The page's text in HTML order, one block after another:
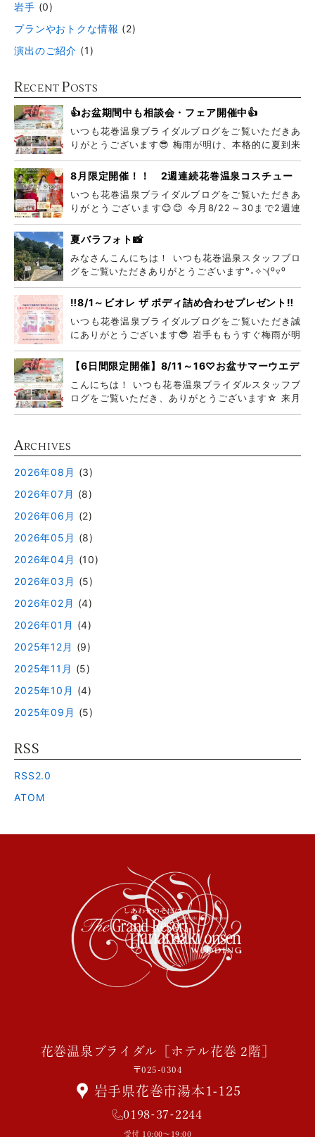
岩手 (0)
プランやおトクな情報 (2)
演出のご紹介 (1)
RECENT POSTS
👍お盆期間中も相談会・フェア開催中👍
いつも花巻温泉ブライダルブログをご覧いただきあ
りがとうございます😎 梅雨が明け、本格的に夏到来
8月限定開催！！ 2週連続花巻温泉コスチュー
ムフェア
いつも花巻温泉ブライダルブログをご覧いただきあ
りがとうございます😊😊 今月8/22～30まで2週連
夏バラフォト📸
みなさんこんにちは！ いつも花巻温泉スタッフブロ
グをご覧いただきありがとうございます°˖✧◝(⁰▿⁰
‼️8/1～ビオレ ザ ボディ詰め合わせプレゼント‼️
いつも花巻温泉ブライダルブログをご覧いただき誠
にありがとうございます😎 岩手ももうすぐ梅雨が明
【6日間限定開催】8/11～16♡お盆サマーウエデ
ィングフェア♡
こんにちは！ いつも花巻温泉ブライダルスタッフブ
ログをご覧いただき、ありがとうございます☆ 来月
ARCHIVES
2026年08月 (3)
2026年07月 (8)
2026年06月 (2)
2026年05月 (8)
2026年04月 (10)
2026年03月 (5)
2026年02月 (4)
2026年01月 (4)
2025年12月 (9)
2025年11月 (5)
2025年10月 (4)
2025年09月 (5)
RSS
RSS2.0
ATOM
花巻温泉ブライダル［ホテル花巻 2階］
〒025-0304
岩手県花巻市湯本1-125
0198-37-2244
受付 10:00～19:00